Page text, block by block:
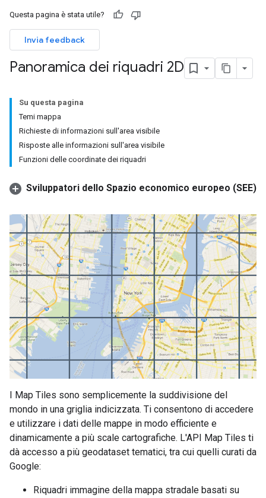
Questa pagina è stata utile?
Invia feedback
Panoramica dei riquadri 2D
Su questa pagina
Temi mappa
Richieste di informazioni sull'area visibile
Risposte alle informazioni sull'area visibile
Funzioni delle coordinate dei riquadri
Sviluppatori dello Spazio economico europeo (SEE)
I Map Tiles sono semplicemente la suddivisione del
mondo in una griglia indicizzata. Ti consentono di accedere
e utilizzare i dati delle mappe in modo efficiente e
dinamicamente a più scale cartografiche. L'API Map Tiles ti
dà accesso a più geodataset tematici, tra cui quelli curati da
Google:
Riquadri immagine della mappa stradale basati su